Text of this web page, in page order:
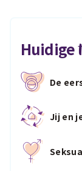
Huidige
De
Jij en